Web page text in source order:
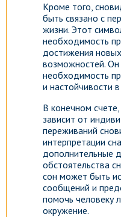
Кроме того,
быть связано с
жизни. Этот
необходимость
достижения
возможностей.
необходимость
и настойчивости
В конечном
зависит от
переживаний
интерпретации
дополнительные
обстоятельства
сон может быть
сообщений и
помочь человеку
окружение.